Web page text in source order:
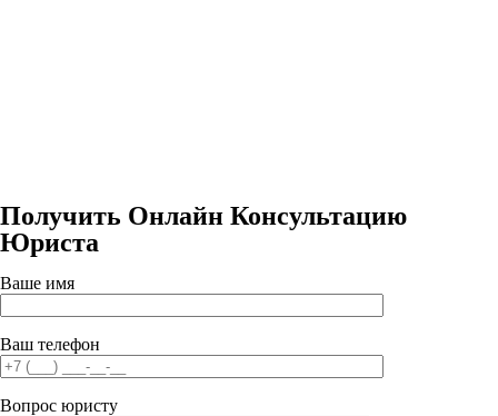
Получить Онлайн Консультацию
Юриста
Ваше имя
Ваш телефон
Вопрос юристу